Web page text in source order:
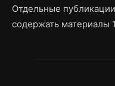
Отдельные
содержать материалы